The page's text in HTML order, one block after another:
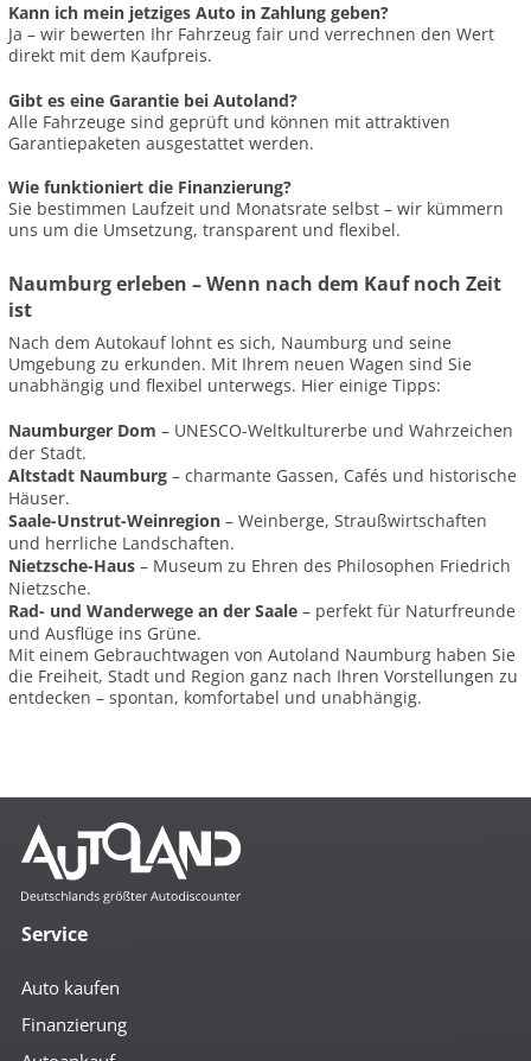
Kann ich mein jetziges Auto in Zahlung geben?
Ja – wir bewerten Ihr Fahrzeug fair und verrechnen den Wert
direkt mit dem Kaufpreis.
Gibt es eine Garantie bei Autoland?
Alle Fahrzeuge sind geprüft und können mit attraktiven
Garantiepaketen ausgestattet werden.
Wie funktioniert die Finanzierung?
Sie bestimmen Laufzeit und Monatsrate selbst – wir kümmern
uns um die Umsetzung, transparent und flexibel.
Naumburg erleben – Wenn nach dem Kauf noch Zeit
ist
Nach dem Autokauf lohnt es sich, Naumburg und seine
Umgebung zu erkunden. Mit Ihrem neuen Wagen sind Sie
unabhängig und flexibel unterwegs. Hier einige Tipps:
Naumburger Dom – UNESCO-Weltkulturerbe und Wahrzeichen
der Stadt.
Altstadt Naumburg – charmante Gassen, Cafés und historische
Häuser.
Saale-Unstrut-Weinregion – Weinberge, Straußwirtschaften
und herrliche Landschaften.
Nietzsche-Haus – Museum zu Ehren des Philosophen Friedrich
Nietzsche.
Rad- und Wanderwege an der Saale – perfekt für Naturfreunde
und Ausflüge ins Grüne.
Mit einem Gebrauchtwagen von Autoland Naumburg haben Sie
die Freiheit, Stadt und Region ganz nach Ihren Vorstellungen zu
entdecken – spontan, komfortabel und unabhängig.
Service
Auto kaufen
Finanzierung